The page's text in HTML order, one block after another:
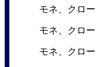
モネ、クロ
モネ、クロ
モネ、クロ